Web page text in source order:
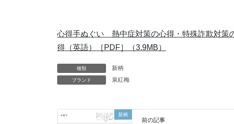
心得手ぬぐい 熱中症対策の心得・特殊詐欺対策
得（英語）［PDF］（3.9MB）
種類 新柄
ブランド 泉紅梅
新柄
前の記事